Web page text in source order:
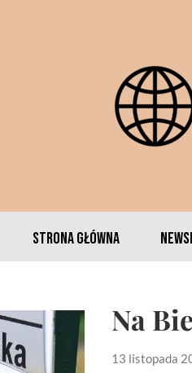
Strona główna
Na
13 listopada